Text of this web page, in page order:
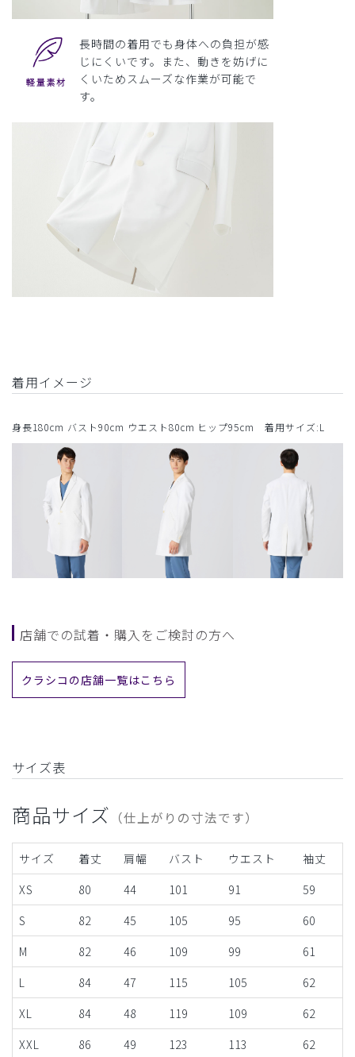
長時間の着用でも身体への負担が感
じにくいです。また、動きを妨げに
くいためスムーズな作業が可能で
す。
着用イメージ
身長180cm バスト90cm ウエスト80cm ヒップ95cm 着用サイズ:L
店舗での試着・購入をご検討の方へ
クラシコの店舗一覧はこちら
サイズ表
商品サイズ （仕上がりの寸法です）
サイズ 着丈 肩幅 バスト ウエスト
袖丈
XS
80 44 101 91
59
S
82 45 105 95
60
M
82 46 109 99
61
L
84 47 115 105
62
XL
84 48 119 109
62
XXL
86 49 123 113 62